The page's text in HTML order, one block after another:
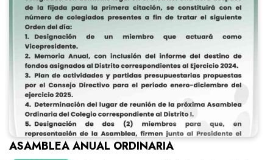
ASAMBLEA ANUAL ORDINARIA